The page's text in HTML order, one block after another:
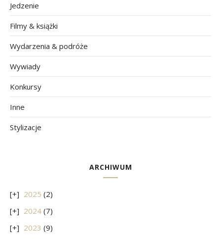
Jedzenie
Filmy & książki
Wydarzenia & podróże
Wywiady
Konkursy
Inne
Stylizacje
ARCHIWUM
2025 (2)
2024 (7)
2023 (9)